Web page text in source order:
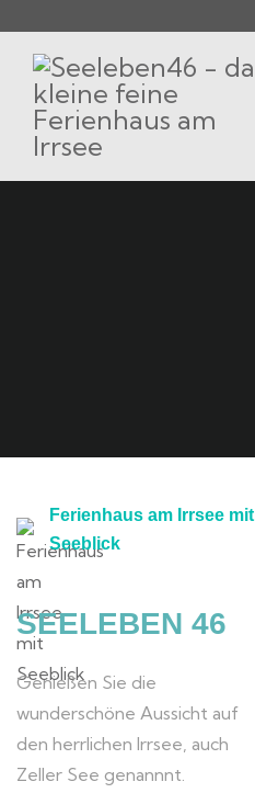
Ferienhaus am Irrsee mit
Seeblick
SEELEBEN 46
Genießen Sie die
wunderschöne Aussicht auf
den herrlichen Irrsee, auch
Zeller See genannnt.